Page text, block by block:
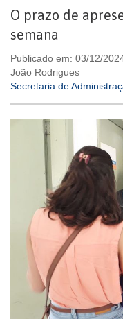
O prazo de
semana
Publicado em: 03/12/
João Rodrigues
Secretaria de